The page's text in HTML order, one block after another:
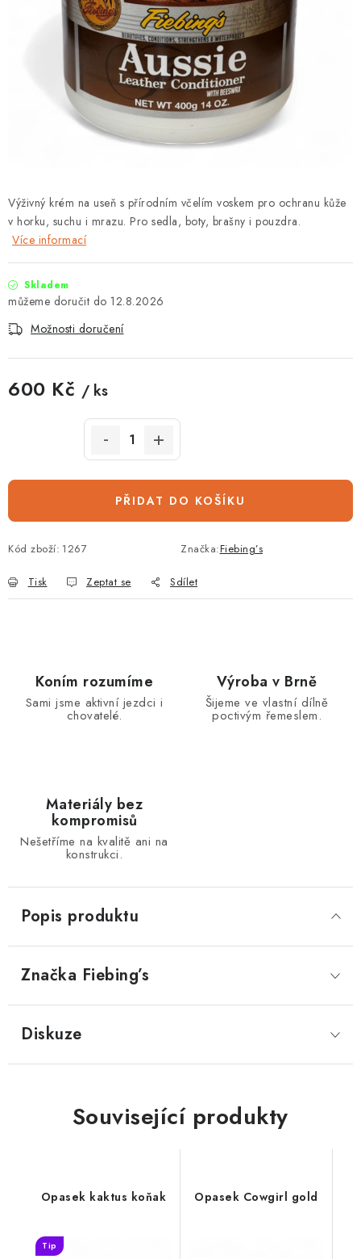
Výživný krém na useň s přírodním včelím voskem pro ochranu kůže
v horku, suchu i mrazu. Pro sedla, boty, brašny i pouzdra.
Více informací
Skladem
12.8.2026
Možnosti doručení
600 Kč / ks
PŘIDAT DO KOŠÍKU
Kód zboží: 1267 Značka:Fiebing’s
Tisk Zeptat se Sdílet
Koním rozumíme
Sami jsme aktivní jezdci i
chovatelé.
Výroba v Brně
Šijeme ve vlastní dílně
poctivým řemeslem.
Materiály bez
kompromisů
Nešetříme na kvalitě ani na
konstrukci.
Popis produktu
Značka Fiebing’s
Diskuze
Související produkty
Opasek kaktus koňak
Tip
Opasek Cowgirl gold